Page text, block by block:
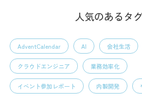
人気のあるタ
AdventCalendar AI 会社生活
クラウドエンジニア 業務効率化
イベント参加レポート 内製開発